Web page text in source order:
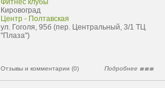
Фитнес клубы
Кировоград
Центр - Полтавская
ул. Гоголя, 95б (пер. Центральный, 3/1 ТЦ
"Плаза")
Отзывы и комментарии (0) Подробнее